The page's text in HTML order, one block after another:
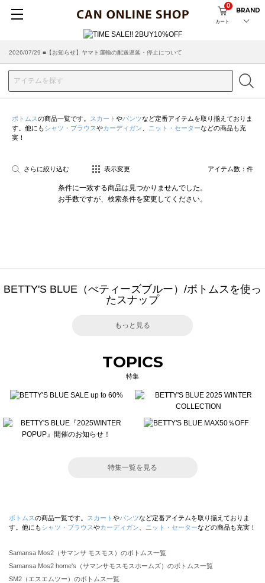
カート
0
BRAND
2026/07/29 ■【お知らせ】ヤマト運輸の配送遅延・停止について
2026/03/18 ■店舗受け取りサービスのご案内
ボトムスの商品一覧です。 スカート やパンツなど定番アイテムを取り揃えておりま
す。他にもシャツ・ブラウスやカーディガン ニット・セーターなどの商品も充
実！
さらに絞り込む 表示変更 アイテム数： 件
条件に一致する商品は見つかりませんでした。
お手数ですが、検索条件を変更してください。
BETTY'S BLUE（べティーズブルー）/ボトムスを使っ
たスナップ
もっと見る
TOPICS
特集
特集一覧を見る
ボトムスの商品一覧です。 スカート やパンツなど定番アイテムを取り揃えておりま
す。他にもシャツ・ブラウスやカーディガン ニット・セーターなどの商品も充実！
Samansa Mos2（サマンサ モスモス）のボトムス一覧
Samansa Mos2 home's（サマンサモスモスホームズ）のボトムス一覧
SM2（エスエムツー）のボトムス一覧